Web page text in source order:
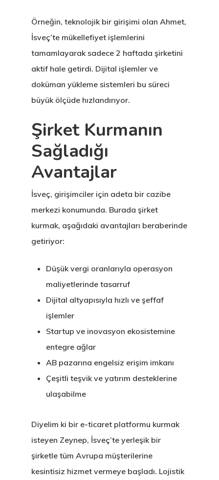
Örneğin, teknolojik bir girişimi olan Ahmet,
İsveç’te mükellefiyet işlemlerini
tamamlayarak sadece 2 haftada şirketini
aktif hale getirdi. Dijital işlemler ve
doküman yükleme sistemleri bu süreci
büyük ölçüde hızlandırıyor.
Şirket Kurmanın
Sağladığı
Avantajlar
İsveç, girişimciler için adeta bir cazibe
merkezi konumunda. Burada şirket
kurmak, aşağıdaki avantajları beraberinde
getiriyor:
Düşük vergi oranlarıyla operasyon
maliyetlerinde tasarruf
Dijital altyapısıyla hızlı ve şeffaf
işlemler
Startup ve inovasyon ekosistemine
entegre ağlar
AB pazarına engelsiz erişim imkanı
Çeşitli teşvik ve yatırım desteklerine
ulaşabilme
Diyelim ki bir e-ticaret platformu kurmak
isteyen Zeynep, İsveç’te yerleşik bir
şirketle tüm Avrupa müşterilerine
kesintisiz hizmet vermeye başladı. Lojistik